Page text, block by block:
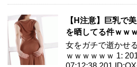
【H注意】巨乳で
を晒してる件ｗｗ
女をガチで逝かせ
ｗｗｗｗｗｗ 1: